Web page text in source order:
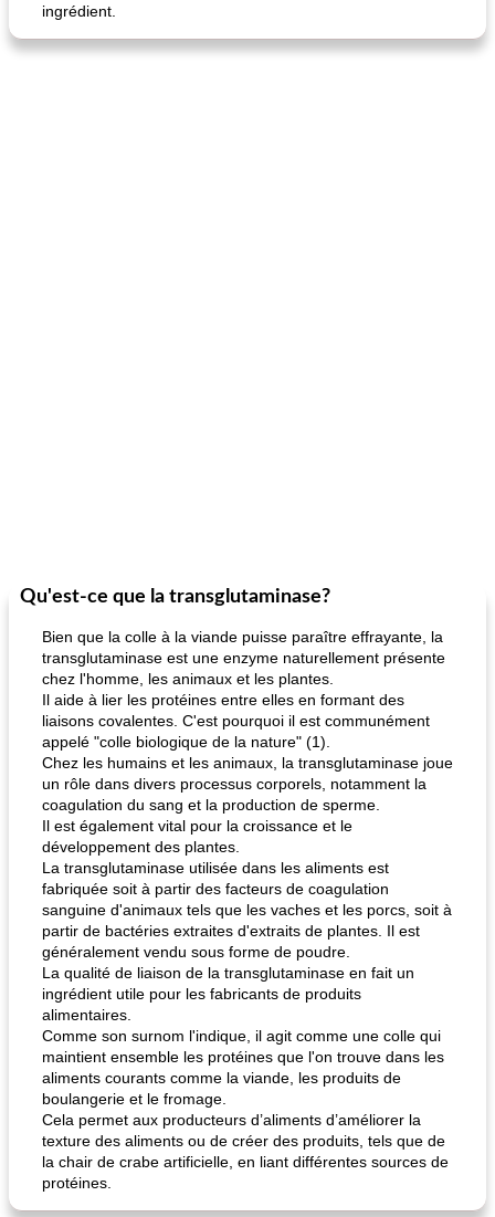
ingrédient.
Qu'est-ce que la transglutaminase?
Bien que la colle à la viande puisse paraître effrayante, la
transglutaminase est une enzyme naturellement présente
chez l'homme, les animaux et les plantes.
Il aide à lier les protéines entre elles en formant des
liaisons covalentes. C'est pourquoi il est communément
appelé "colle biologique de la nature" (1).
Chez les humains et les animaux, la transglutaminase joue
un rôle dans divers processus corporels, notamment la
coagulation du sang et la production de sperme.
Il est également vital pour la croissance et le
développement des plantes.
La transglutaminase utilisée dans les aliments est
fabriquée soit à partir des facteurs de coagulation
sanguine d'animaux tels que les vaches et les porcs, soit à
partir de bactéries extraites d'extraits de plantes. Il est
généralement vendu sous forme de poudre.
La qualité de liaison de la transglutaminase en fait un
ingrédient utile pour les fabricants de produits
alimentaires.
Comme son surnom l'indique, il agit comme une colle qui
maintient ensemble les protéines que l'on trouve dans les
aliments courants comme la viande, les produits de
boulangerie et le fromage.
Cela permet aux producteurs d’aliments d’améliorer la
texture des aliments ou de créer des produits, tels que de
la chair de crabe artificielle, en liant différentes sources de
protéines.